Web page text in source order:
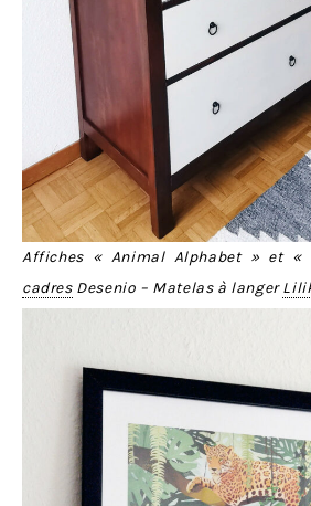
Affiches « Animal Alphabet » et «
cadresDesenio – Matelas à langer